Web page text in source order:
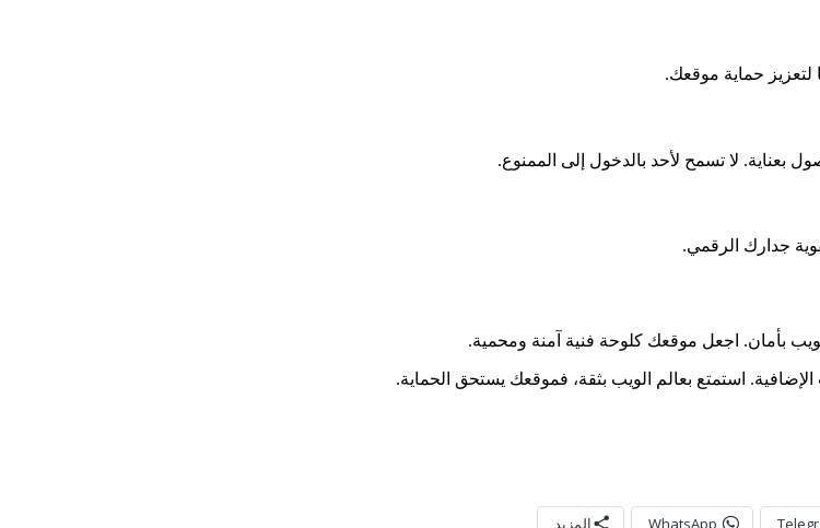
لتعزيز حماية موقعك.
بعناية. لا تسمح لأحد بالدخول إلى الممنوع.
جدارك الرقمي.
بأمان. اجعل موقعك كلوحة فنية آمنة ومحمية.
استمتع بعالم الويب بثقة، فموقعك يستحق الحماية.
WhatsApp المزيد